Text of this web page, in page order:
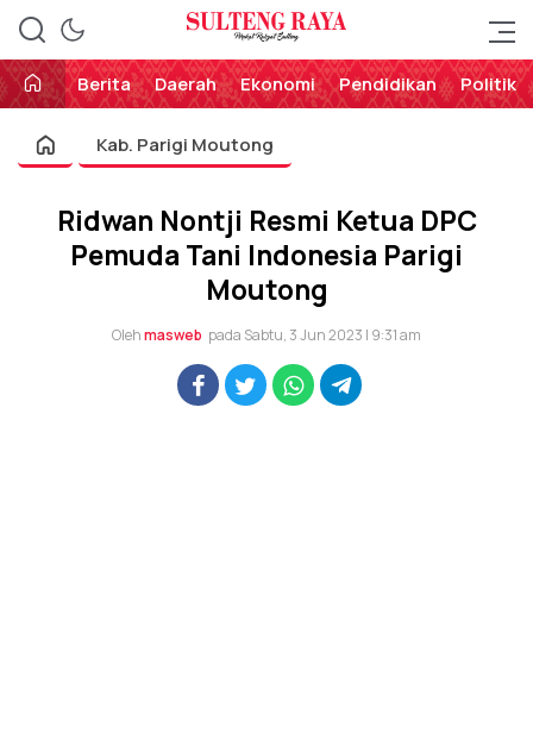
Sulteng Raya
Perekat Rakyat Sulteng
Berita
Daerah Ekonomi Pendidikan Politik
Kab. Parigi Moutong
Ridwan Nontji Resmi Ketua DPC
Pemuda Tani Indonesia Parigi
Moutong
Olehmasweb pada Sabtu, 3 Jun 2023 | 9:31 am